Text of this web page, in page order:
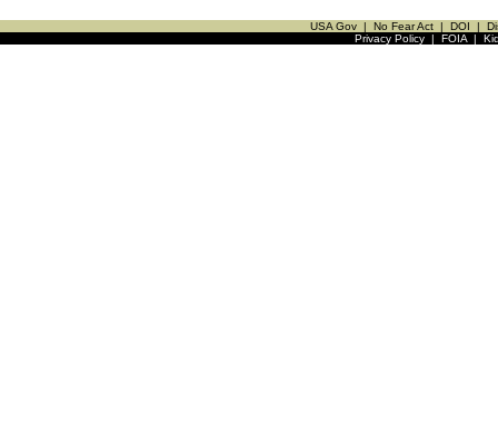
USA Gov | No Fear Act | DOI |
Privacy Policy| FOIA|